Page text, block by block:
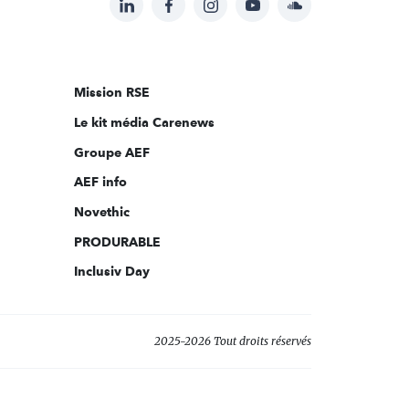
Suivez-
sur:
Mission RSE
Le kit média Carenews
Groupe AEF
AEF info
Novethic
PRODURABLE
Inclusiv Day
2025-2026 Tout droits réservés